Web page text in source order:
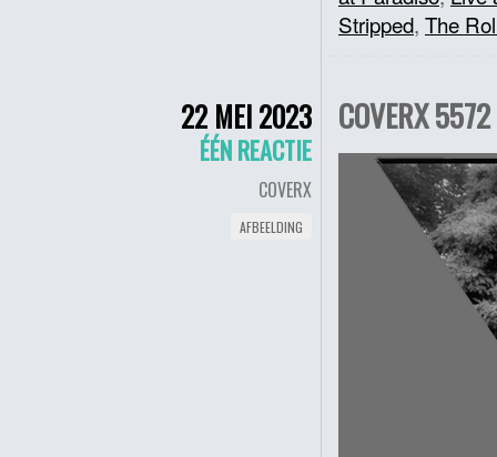
Stripped, The
22 MEI 2023
ÉÉN REACTIE
COVERX
AFBEELDING
COVERX